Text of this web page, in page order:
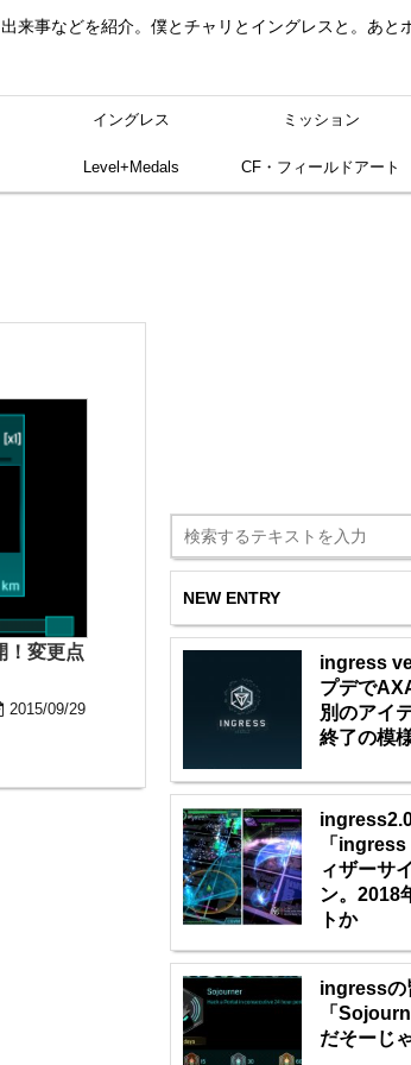
事などを紹介。僕とチャリとイングレスと。あと
イングレス ミッション
Level+Medals CF・フィールドアート
！変更点
2015/09/29
NEW ENTRY
ingress
プデで
別のアイ
終了の模
「
ィザーサ
ン。2018
トか
ingressの
「
だそーじ